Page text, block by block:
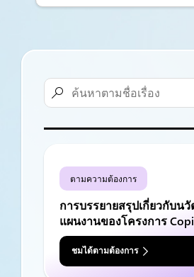

ตามความต้องการ
การบรรยายสรุปเกี่ยวกับน
แผนงานของโครงการ
ชมได้ตามต้องการ